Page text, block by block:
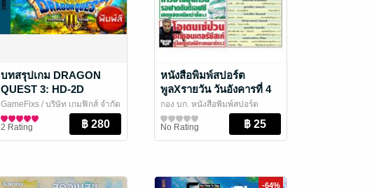
บทสรุปเกม DRAGON
QUEST 3: HD-2D
REMAKE [GameFixs]
GameFixs / บริษัท เกมฟิกส์ จำกัด
นิตยสารการ์ตูนและเกม
2 Rating
หนังสือพิมพ์สปอร์ต
พูลXรายวัน วันอังคารที่ 4
สิงหาคม พ.ศ.2569
กอง บก. หนังสือพิมพ์สปอร์ต
พูลXรายวัน
/ อาลาดินออนไลน์
สปอร์ตพูลXรายวัน
No Rating
-64%